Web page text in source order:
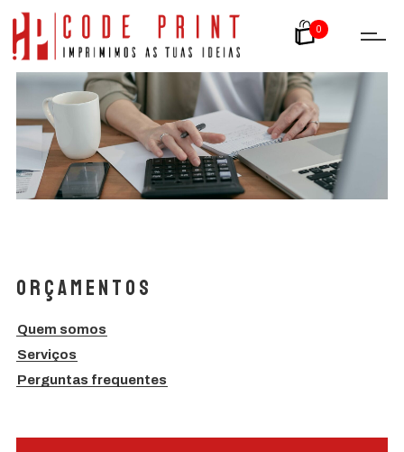
0
Orçamentos
Quem somos
Serviços
Perguntas frequentes